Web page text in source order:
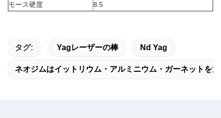
モース硬度
8.5
タグ: Yagレーザーの棒 Nd Yag
ネオジムはイットリウム・アルミニウム・ガーネットを